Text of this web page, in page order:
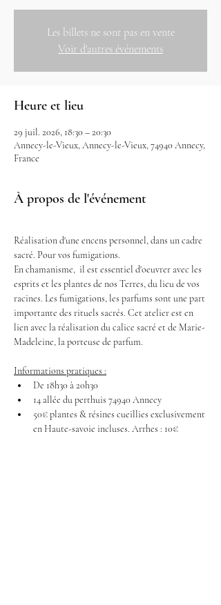
Les billets ne sont pas en vente
Voir d'autres événements
Heure et lieu
29 juil. 2026, 18:30 – 20:30
Annecy-le-Vieux, Annecy-le-Vieux, 74940 Annecy,
France
À propos de l'événement
Réalisation d'une encens personnel, dans un cadre
sacré. Pour vos fumigations.
En chamanisme,  il est essentiel d'oeuvrer avec les
esprits et les plantes de nos Terres, du lieu de vos
racines. Les fumigations, les parfums sont une part
importante des rituels sacrés. Cet atelier est en
lien avec la réalisation du calice sacré et de Marie-
Madeleine, la porteuse de parfum.
Informations pratiques :
De 18h30 à 20h30
14 allée du perthuis 74940 Annecy
50€ plantes & résines cueillies exclusivement
en Haute-savoie incluses. Arrhes : 10€